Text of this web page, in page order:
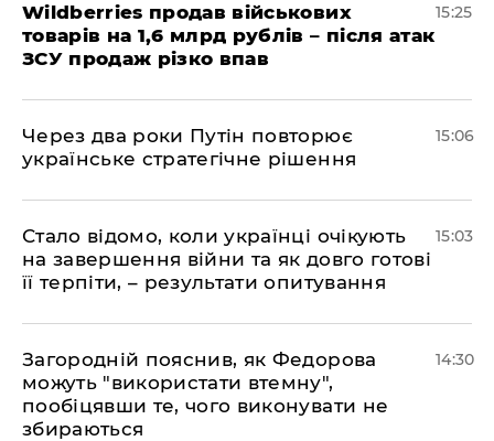
Wildberries продав військових
товарів на 1,6 млрд рублів – після атак
ЗСУ продаж різко впав
15:25
Через два роки Путін повторює
українське стратегічне рішення
15:06
Стало відомо, коли українці очікують
на завершення війни та як довго готові
її терпіти, – результати опитування
15:03
Загородній пояснив, як Федорова
можуть "використати втемну",
пообіцявши те, чого виконувати не
збираються
14:30